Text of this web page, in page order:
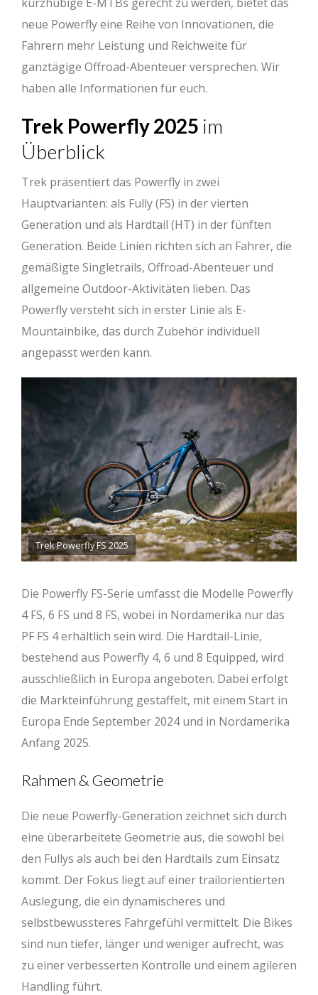
neue Powerfly eine Reihe von Innovationen, die
Fahrern mehr Leistung und Reichweite für
ganztägige Offroad-Abenteuer versprechen. Wir
haben alle Informationen für euch.
Trek Powerfly 2025 im
Überblick
Trek präsentiert das Powerfly in zwei
Hauptvarianten: als Fully (FS) in der vierten
Generation und als Hardtail (HT) in der fünften
Generation. Beide Linien richten sich an Fahrer, die
gemäßigte Singletrails, Offroad-Abenteuer und
allgemeine Outdoor-Aktivitäten lieben. Das
Powerfly versteht sich in erster Linie als E-
Mountainbike, das durch Zubehör individuell
angepasst werden kann.
Trek Powerfly FS 2025
Die Powerfly FS-Serie umfasst die Modelle Powerfly
4 FS, 6 FS und 8 FS, wobei in Nordamerika nur das
PF FS 4 erhältlich sein wird. Die Hardtail-Linie,
bestehend aus Powerfly 4, 6 und 8 Equipped, wird
ausschließlich in Europa angeboten. Dabei erfolgt
die Markteinführung gestaffelt, mit einem Start in
Europa Ende September 2024 und in Nordamerika
Anfang 2025.
Rahmen & Geometrie
Die neue Powerfly-Generation zeichnet sich durch
eine überarbeitete Geometrie aus, die sowohl bei
den Fullys als auch bei den Hardtails zum Einsatz
kommt. Der Fokus liegt auf einer trailorientierten
Auslegung, die ein dynamischeres und
selbstbewussteres Fahrgefühl vermittelt. Die Bikes
sind nun tiefer, länger und weniger aufrecht, was
zu einer verbesserten Kontrolle und einem agileren
Handling führt.